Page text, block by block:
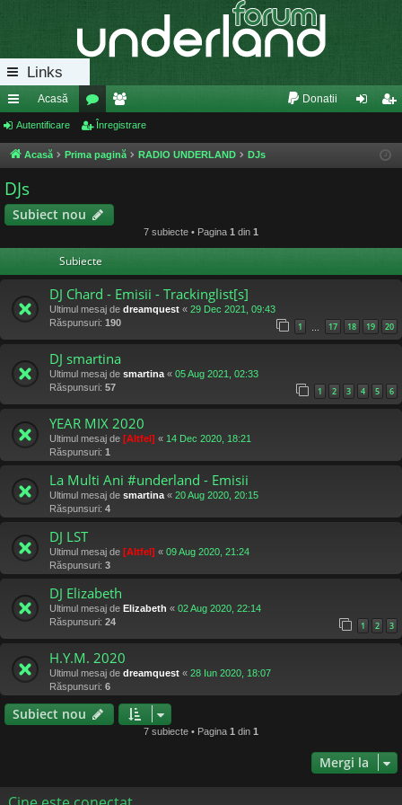
Links
eg
ăt
uri
ra
Acasă
or
u
uri
e
m
Donatii
eg
Autentificare Înregistrare
Acasă Prima pagină RADIO UNDERLAND DJs
DJs
Subiect nou
7 subiecte • Pagina 1 din 1
Subiecte
DJ Chard - Emisii - Trackinglist[s]
Ultimul mesaj de dreamquest « 29 Dec 2021, 09:43
Răspunsuri: 190 1 17 18 19 20
DJ smartina
Ultimul mesaj de smartina « 05 Aug 2021, 02:33
Răspunsuri: 57 1 2 3 4 5 6
YEAR MIX 2020
Ultimul mesaj de [Altfel] « 14 Dec 2020, 18:21
Răspunsuri: 1
La Multi Ani #underland - Emisii
Ultimul mesaj de smartina « 20 Aug 2020, 20:15
Răspunsuri: 4
DJ LST
Ultimul mesaj de [Altfel] « 09 Aug 2020, 21:24
Răspunsuri: 3
DJ Elizabeth
Ultimul mesaj de Elizabeth « 02 Aug 2020, 22:14
Răspunsuri: 24 1 2 3
H.Y.M. 2020
Ultimul mesaj de dreamquest « 28 Iun 2020, 18:07
Răspunsuri: 6
Subiect nou
7 subiecte • Pagina 1 din 1
Mergi la